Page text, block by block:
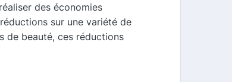
des économies
sur une variété de
de beauté, ces réductions